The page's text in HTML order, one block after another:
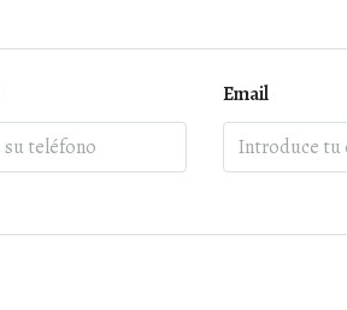
Email